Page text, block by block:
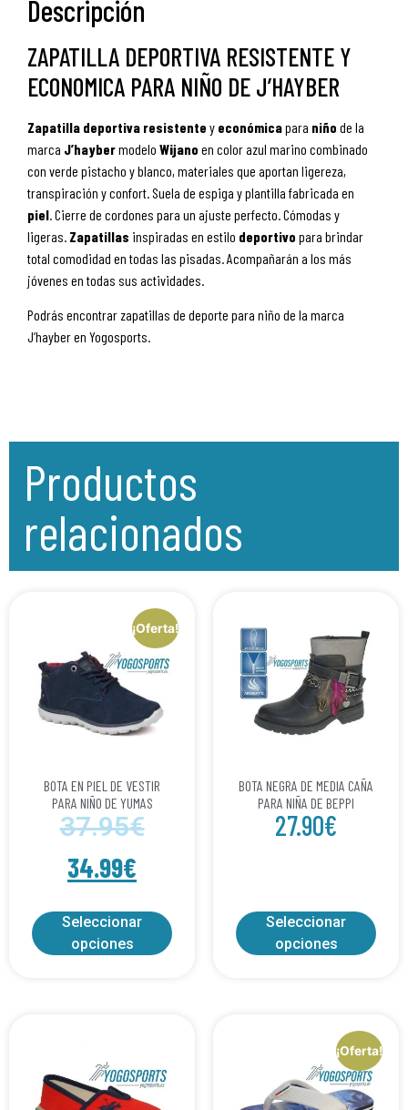
Descripción
ZAPATILLA DEPORTIVA RESISTENTE Y
ECONOMICA PARA NIÑO DE J’HAYBER
Zapatilla deportiva resistente y económicapara niño de la
marca J’haybermodelo Wijano en color azul marino combinado
con verde pistacho y blanco, materiales que aportan ligereza,
transpiración y confort. Suela de espiga y plantilla fabricada en
piel. Cierre de cordones para un ajuste perfecto. Cómodas y
ligeras. Zapatillas inspiradas en estilo deportivo para brindar
total comodidad en todas las pisadas. Acompañarán a los más
jóvenes en todas sus actividades.
Podrás encontrar zapatillas de deporte para niño de la marca
J’hayber en Yogosports.
Productos
relacionados
¡Oferta!
BOTA EN PIEL DE VESTIR
PARA NIÑO DE YUMAS
37.95€
34.99€
Seleccionar
opciones
BOTA NEGRA DE MEDIA CAÑA
PARA NIÑA DE BEPPI
27.90€
Seleccionar
opciones
¡Oferta!